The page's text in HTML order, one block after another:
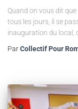
Quand on vous dit
tous les jours, il se
inauguration du local,
ParCollectif Pour